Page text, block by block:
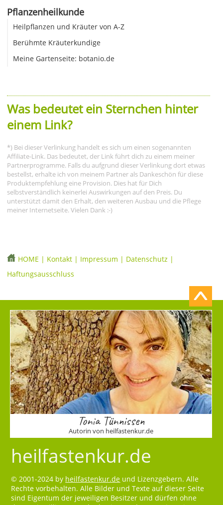
Pflanzenheilkunde
Heilpflanzen und Kräuter von A-Z
Berühmte Kräuterkundige
Meine Gartenseite: botanio.de
Was bedeutet ein Sternchen hinter
einem Link?
*) Bei dieser Verlinkung handelt es sich um einen sogenannten
Affiliate-Link. Das bedeutet, der Link führt dich zu einem meiner
Partnerprogramme. Falls du aufgrund dieser Verlinkung dort etwas
bestellst, erhalte ich von meinem Partner als Dankeschön für diese
Produktempfehlung eine Provision. Dies hat für Dich
selbstverständlich keinerlei Auswirkungen auf den Preis. Du
unterstützt damit den Erhalt, den weiteren Ausbau und die Pflege
meiner Internetseite. Vielen Dank :-)
HOME | Kontakt | Impressum | Datenschutz |
Haftungsausschluss
Tonia Tünnissen
Autorin von heilfastenkur.de
heilfastenkur.de
© 2001-2024 by heilfastenkur.de und Lizenzgebern. Alle
Rechte vorbehalten. Alle Bilder und Texte auf dieser Seite
sind Eigentum der jeweiligen Besitzer und dürfen ohne